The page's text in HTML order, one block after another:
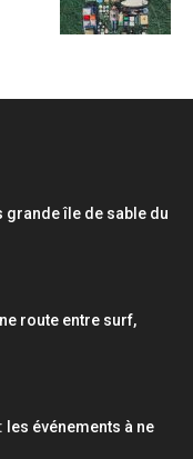
grande île de sable du
route entre surf,
événements à ne